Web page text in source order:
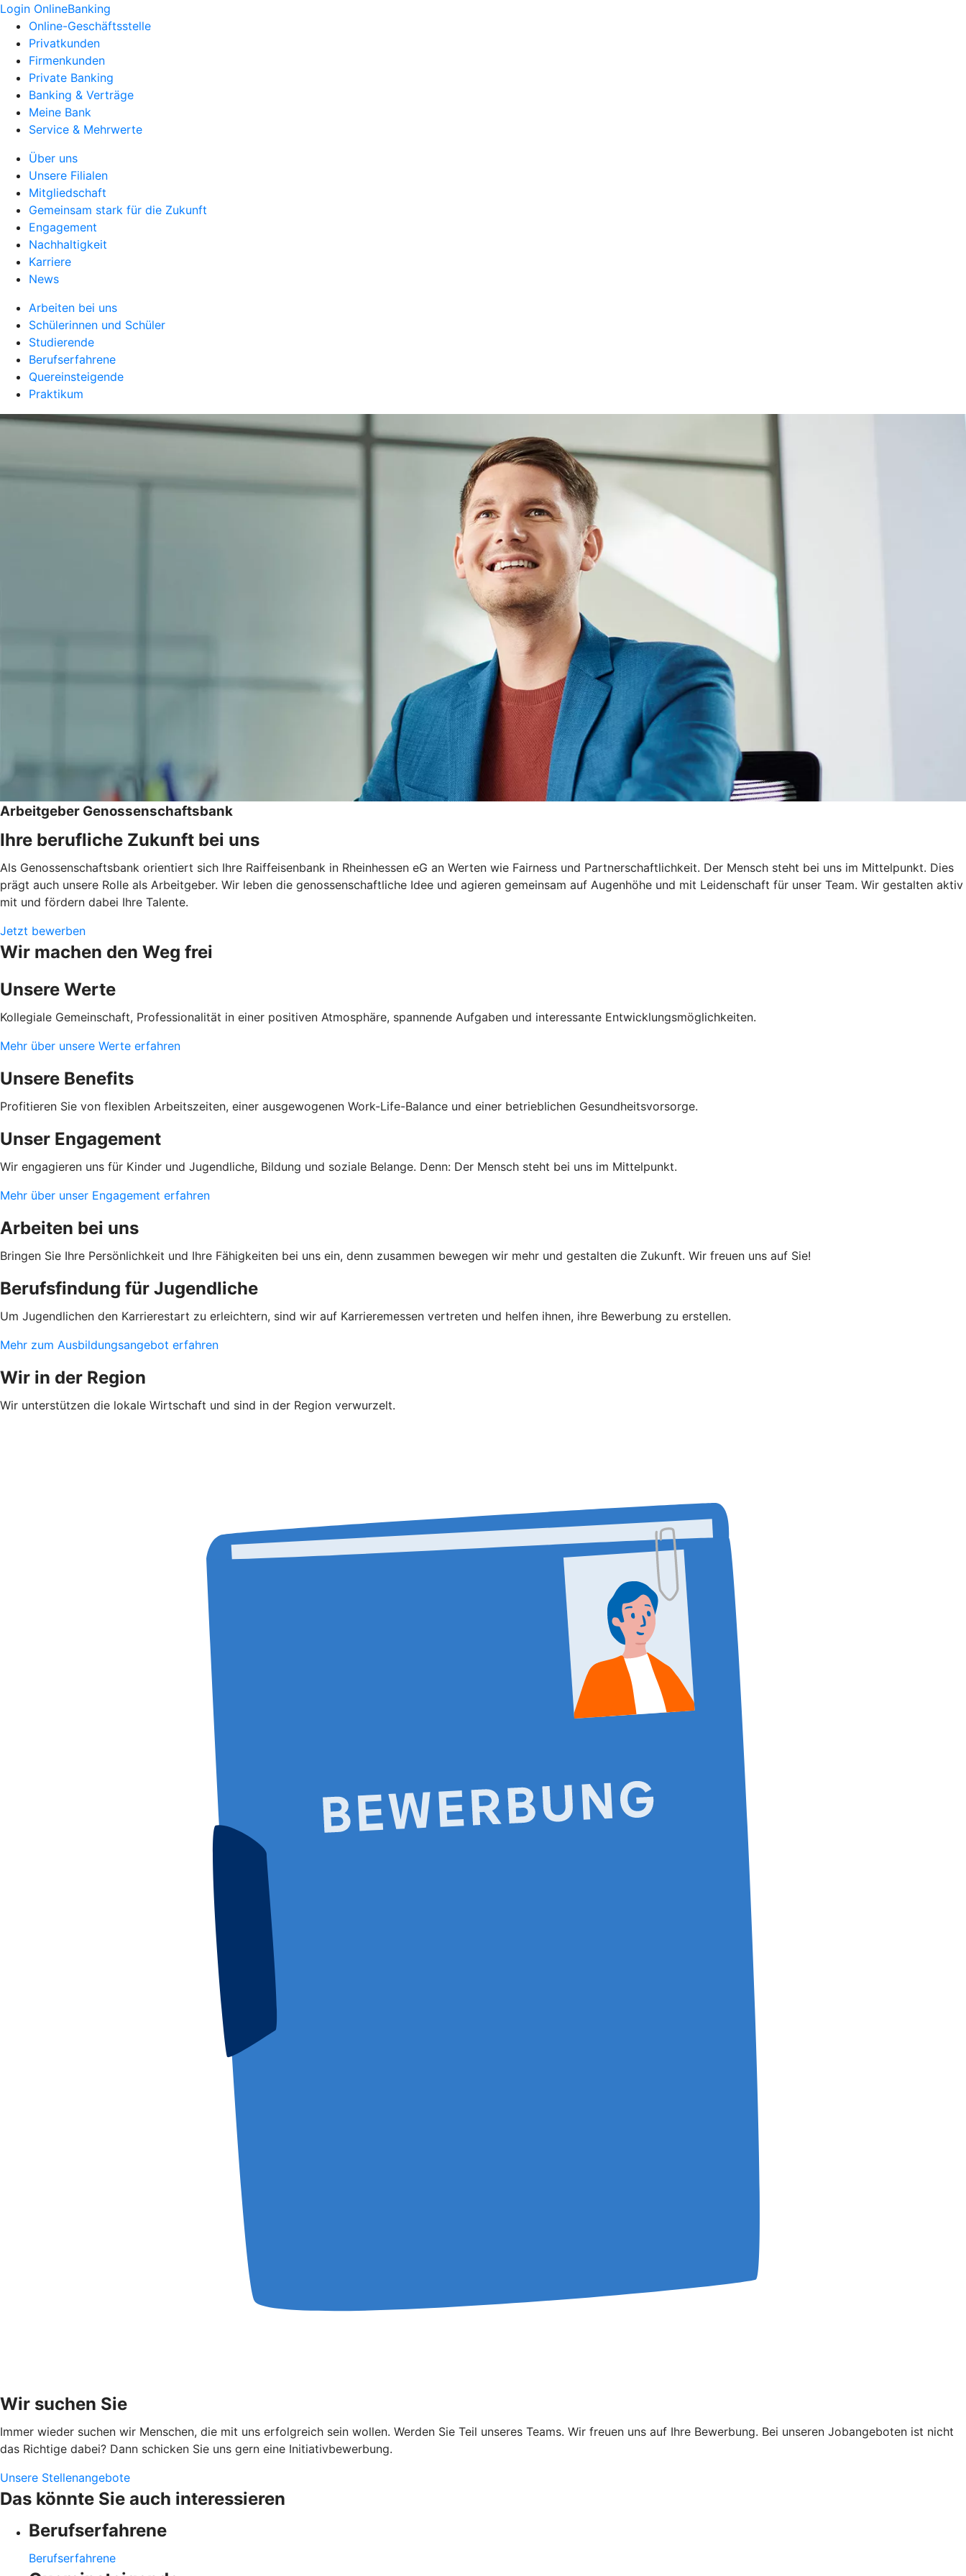
Login OnlineBanking
Online-Geschäftsstelle
Privatkunden
Firmenkunden
Private Banking
Banking & Verträge
Meine Bank
Service & Mehrwerte
Über uns
Unsere Filialen
Mitgliedschaft
Gemeinsam stark für die Zukunft
Engagement
Nachhaltigkeit
Karriere
News
Arbeiten bei uns
Schülerinnen und Schüler
Studierende
Berufserfahrene
Quereinsteigende
Praktikum
Arbeitgeber Genossenschaftsbank
Ihre berufliche Zukunft bei uns
Als Genossenschaftsbank orientiert sich Ihre Raiffeisenbank in Rheinhessen eG an Werten wie Fairness und Partnerschaftlichkeit. Der Mensch steht bei uns im Mittelpunkt. Dies
prägt auch unsere Rolle als Arbeitgeber. Wir leben die genossenschaftliche Idee und agieren gemeinsam auf Augenhöhe und mit Leidenschaft für unser Team. Wir gestalten aktiv
mit und fördern dabei Ihre Talente.
Jetzt bewerben
Wir machen den Weg frei
Unsere Werte
Kollegiale Gemeinschaft, Professionalität in einer positiven Atmosphäre, spannende Aufgaben und interessante Entwicklungsmöglichkeiten.
Mehr über unsere Werte erfahren
Unsere Benefits
Profitieren Sie von flexiblen Arbeitszeiten, einer ausgewogenen Work-Life-Balance und einer betrieblichen Gesundheitsvorsorge.
Unser Engagement
Wir engagieren uns für Kinder und Jugendliche, Bildung und soziale Belange. Denn: Der Mensch steht bei uns im Mittelpunkt.
Mehr über unser Engagement erfahren
Arbeiten bei uns
Bringen Sie Ihre Persönlichkeit und Ihre Fähigkeiten bei uns ein, denn zusammen bewegen wir mehr und gestalten die Zukunft. Wir freuen uns auf Sie!
Berufsfindung für Jugendliche
Um Jugendlichen den Karrierestart zu erleichtern, sind wir auf Karrieremessen vertreten und helfen ihnen, ihre Bewerbung zu erstellen.
Mehr zum Ausbildungsangebot erfahren
Wir in der Region
Wir unterstützen die lokale Wirtschaft und sind in der Region verwurzelt.
Wir suchen Sie
Immer wieder suchen wir Menschen, die mit uns erfolgreich sein wollen. Werden Sie Teil unseres Teams. Wir freuen uns auf Ihre Bewerbung. Bei unseren Jobangeboten ist nicht
das Richtige dabei? Dann schicken Sie uns gern eine Initiativbewerbung.
Unsere Stellenangebote
Das könnte Sie auch interessieren
Berufserfahrene
Berufserfahrene